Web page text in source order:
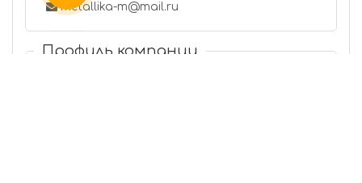
metallika-m@mail.ru
Профиль компании